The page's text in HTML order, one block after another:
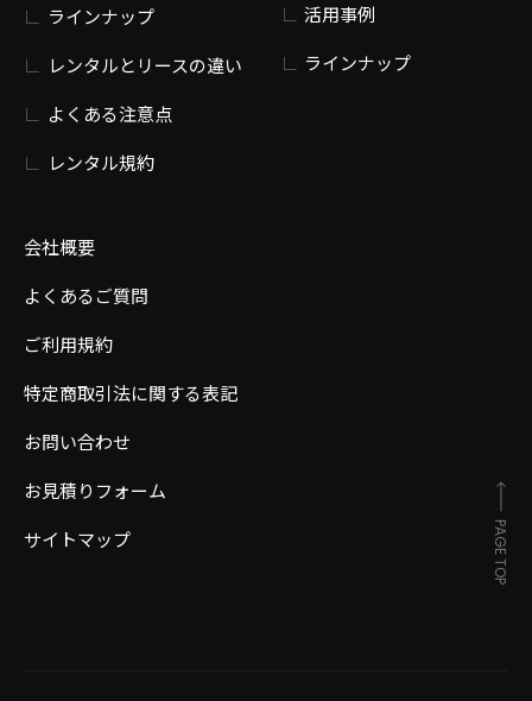
ラインナップ
レンタルとリースの違い
よくある注意点
レンタル規約
会社概要
よくあるご質問
ご利用規約
特定商取引法に関する表記
お問い合わせ
お見積りフォーム
サイトマップ
活用事例
ラインナップ
PAGE TOP